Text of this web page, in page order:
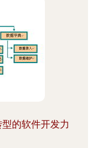
的软件开发力